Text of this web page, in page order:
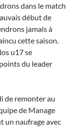
dans le match
début de
jamais à
cette saison.
u17 se
du leader
de remonter au
de Manage
un naufrage avec